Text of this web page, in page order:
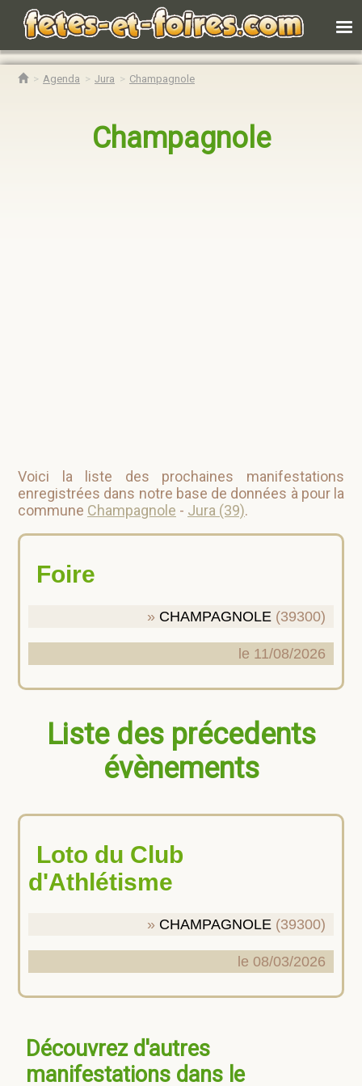
Agenda Jura Champagnole
Champagnole
Voici la liste des prochaines manifestations
enregistrées dans notre base de données à pour la
commune Champagnole - Jura (39).
Foire
CHAMPAGNOLE (39300)
le 11/08/2026
Liste des précedents
évènements
Loto du Club
d'Athlétisme
CHAMPAGNOLE (39300)
le 08/03/2026
Découvrez d'autres
manifestations dans le